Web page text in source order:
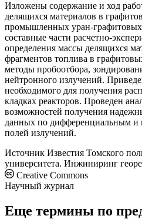
Изложены содержание и ход
делящихся материалов в
промышленных уран-графитовых
составные части расчетно-
определения массы делящихся
фрагментов топлива в
методы пробоотбора,
нейтронного излучений.
необходимого для получения
кладках реакторов. Проведен
возможностей получения
данных по дифференциальным и
полей излучений.
Источник Известия Томского
университета. Инжиниринг
Creative Commons
Научный журнал
Еще термины по